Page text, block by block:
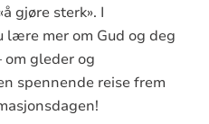
gjøre sterk». I
lære mer om Gud og deg
om gleder og
spennende reise frem